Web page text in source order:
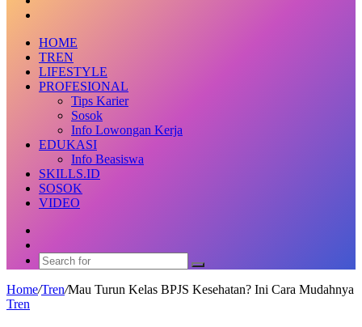
Email
HOME
TREN
LIFESTYLE
PROFESIONAL
Tips Karier
Sosok
Info Lowongan Kerja
EDUKASI
Info Beasiswa
SKILLS.ID
SOSOK
VIDEO
skin
Search
for
Home/Tren/Mau Turun Kelas BPJS Kesehatan? Ini Cara Mudahnya
Tren